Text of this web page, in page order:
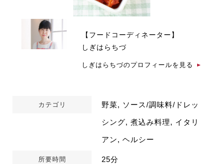
【フードコーディネーター】
しぎはらちづ
しぎはらちづのプロフィールを見る
カテゴリ 野菜, ソース/調味料/ドレッ
シング, 煮込み料理, イタリ
アン, ヘルシー
所要時間 25分